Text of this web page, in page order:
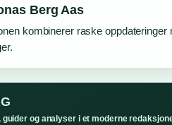
Berg Aas
kombinerer raske oppdateringer
og analyser i et moderne